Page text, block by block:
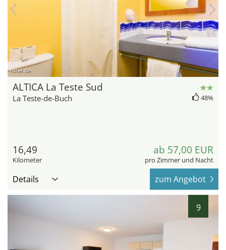
hotel.de
ALTICA La Teste Sud
La Teste-de-Buch 48%
16,49
Kilometer
ab 57,00 EUR
pro Zimmer und Nacht
Details zum Angebot
9